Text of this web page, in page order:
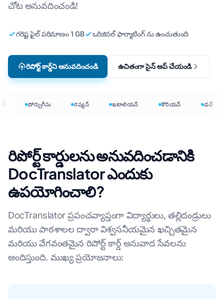
చోట అనువదించండి!
గరిష్ట ఫైల్ పరిమాణం 1 GB ఒరిజినల్ ఫార్మాటింగ్ ను ఉంచుతుంది
రిపోర్ట్ కార్డ్‌ని అనువదించండి ఉచితంగా సైన్ అప్ చేయండి
పోర్చుగీసు రష్యన్ ఇటాలియన్ కొరియన్ డచ్
రిపోర్ట్ కార్డులను అనువదించడానికి
DocTranslator ఎందుకు
ఉపయోగించాలి?
DocTranslator ప్రపంచవ్యాప్తంగా విద్యార్థులు, తల్లిదండ్రులు
మరియు పాఠశాలల ద్వారా విశ్వసనీయమైన ఖచ్చితమైన
మరియు వేగవంతమైన రిపోర్ట్ కార్డ్ అనువాద సేవలను
అందిస్తుంది. ముఖ్య ప్రయోజనాలు: